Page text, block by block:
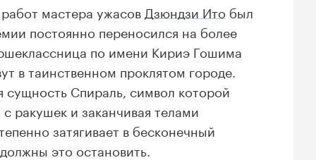
мастера ужасов Дзюндзи Ито был
постоянно переносился на более
по имени Кириэ Гошима
в таинственном проклятом городе.
сущность Спираль, символ которой
ракушек и заканчивая телами
затягивает в бесконечный
это остановить.